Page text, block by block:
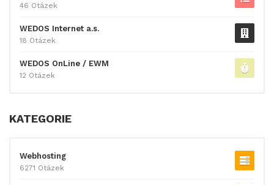
46 Otázek
WEDOS Internet a.s.
18 Otázek
WEDOS OnLine / EWM
12 Otázek
KATEGORIE
Webhosting
6271 Otázek